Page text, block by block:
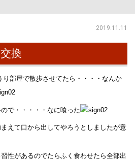
2019.11.11
換
部屋で散歩させてたら・・・・なんか
で・・・・・なに喰った
えて口から出してやろうとしましたが意
性があるのでたらふく食わせたら全部出